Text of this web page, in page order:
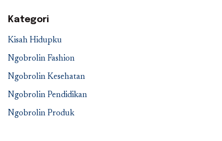
Kategori
Kisah Hidupku
Ngobrolin Fashion
Ngobrolin Kesehatan
Ngobrolin Pendidikan
Ngobrolin Produk